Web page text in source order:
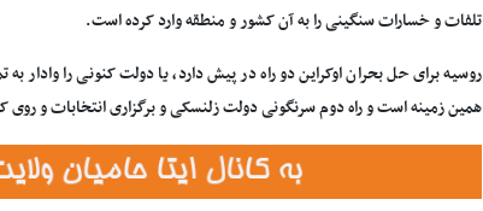
تلفات و خسارات سنگینی را به آن کشور و منطقه وارد کرده است.
روسیه برای حل بحران اوکراین دو راه در پیش دارد، یا دولت کنونی را
همین زمینه است و راه دوم سرنگونی دولت زلنسکی و برگزاری انتخابات و